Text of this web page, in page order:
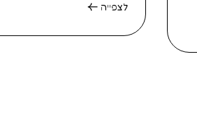
לצפייה